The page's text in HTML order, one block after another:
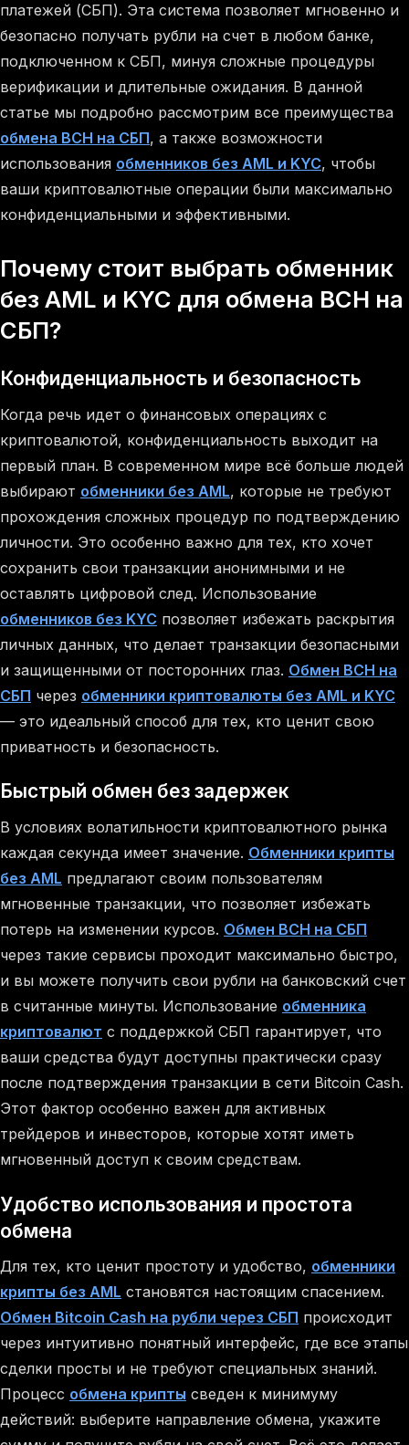
платежей (СБП). Эта система позволяет мгновенно и
безопасно получать рубли на счет в любом банке,
подключенном к СБП, минуя сложные процедуры
верификации и длительные ожидания. В данной
статье мы подробно рассмотрим все преимущества
обмена BCH на СБП, а также возможности
использования обменников без AML и KYC, чтобы
ваши криптовалютные операции были максимально
конфиденциальными и эффективными.
Почему стоит выбрать обменник
без AML и KYC для обмена BCH на
СБП?
Конфиденциальность и безопасность
Когда речь идет о финансовых операциях с
криптовалютой, конфиденциальность выходит на
первый план. В современном мире всё больше людей
выбирают обменники без AML, которые не требуют
прохождения сложных процедур по подтверждению
личности. Это особенно важно для тех, кто хочет
сохранить свои транзакции анонимными и не
оставлять цифровой след. Использование
обменников без KYC позволяет избежать раскрытия
личных данных, что делает транзакции безопасными
и защищенными от посторонних глаз. Обмен BCH на
СБП через обменники криптовалюты без AML и KYC
— это идеальный способ для тех, кто ценит свою
приватность и безопасность.
Быстрый обмен без задержек
В условиях волатильности криптовалютного рынка
каждая секунда имеет значение. Обменники крипты
без AML предлагают своим пользователям
мгновенные транзакции, что позволяет избежать
потерь на изменении курсов. Обмен BCH на СБП
через такие сервисы проходит максимально быстро,
и вы можете получить свои рубли на банковский счет
в считанные минуты. Использование обменника
криптовалют с поддержкой СБП гарантирует, что
ваши средства будут доступны практически сразу
после подтверждения транзакции в сети Bitcoin Cash.
Этот фактор особенно важен для активных
трейдеров и инвесторов, которые хотят иметь
мгновенный доступ к своим средствам.
Удобство использования и простота
обмена
Для тех, кто ценит простоту и удобство, обменники
крипты без AML становятся настоящим спасением.
Обмен Bitcoin Cash на рубли через СБП происходит
через интуитивно понятный интерфейс, где все этапы
сделки просты и не требуют специальных знаний.
Процесс обмена крипты сведен к минимуму
действий: выберите направление обмена, укажите